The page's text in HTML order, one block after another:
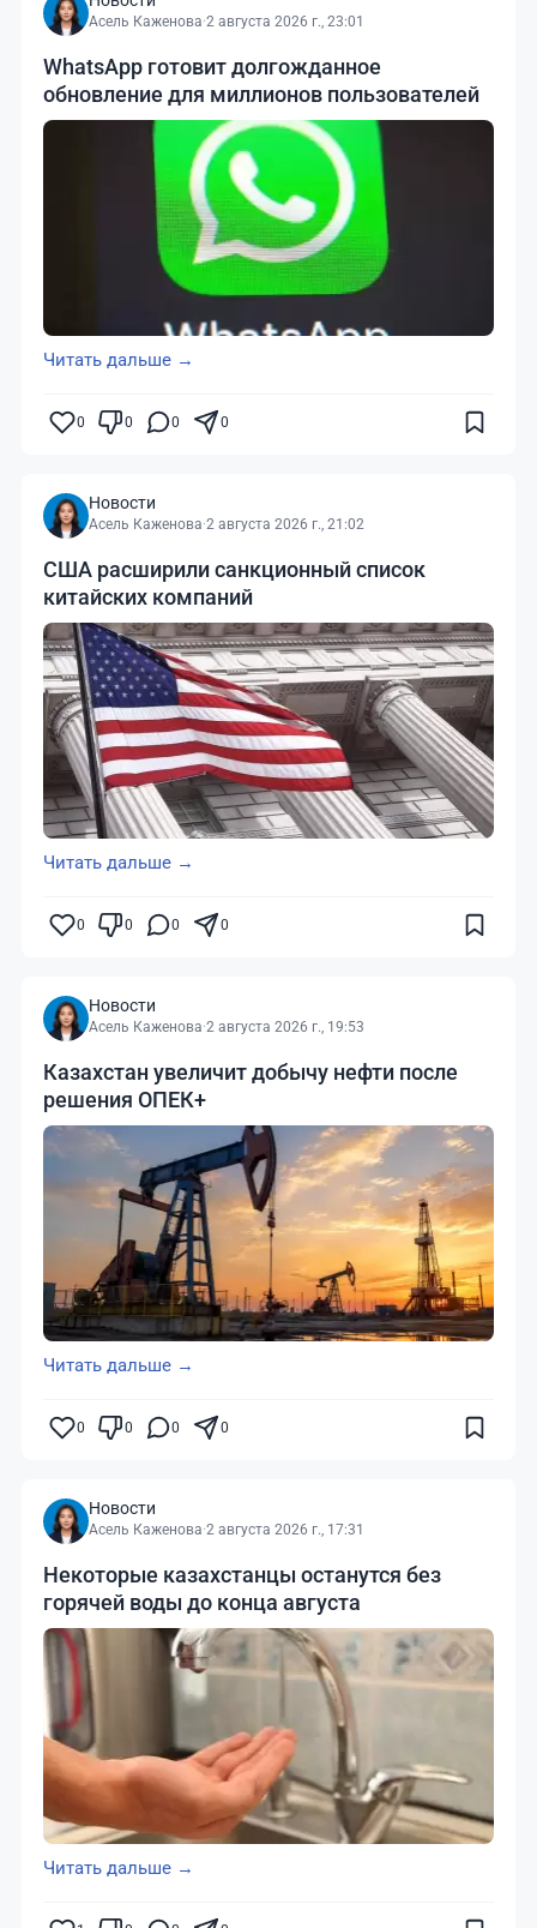
Асель Каженова·2 августа 2026 г., 23:01
WhatsApp готовит долгожданное
обновление для миллионов пользователей
Читать дальше →
0 0 0 0
Новости
Асель Каженова·2 августа 2026 г., 21:02
США расширили санкционный список
китайских компаний
Читать дальше →
0 0 0 0
Новости
Асель Каженова·2 августа 2026 г., 19:53
Казахстан увеличит добычу нефти после
решения ОПЕК+
Читать дальше →
0 0 0 0
Новости
Асель Каженова·2 августа 2026 г., 17:31
Некоторые казахстанцы останутся без
горячей воды до конца августа
Читать дальше →